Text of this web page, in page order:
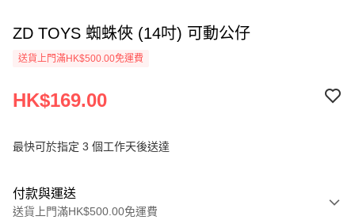
ZD TOYS 蜘蛛俠 (14吋) 可動公仔
送貨上門滿HK$500.00免運費
HK$169.00
最快可於指定 3 個工作天後送達
付款與運送
送貨上門滿HK$500.00免運費